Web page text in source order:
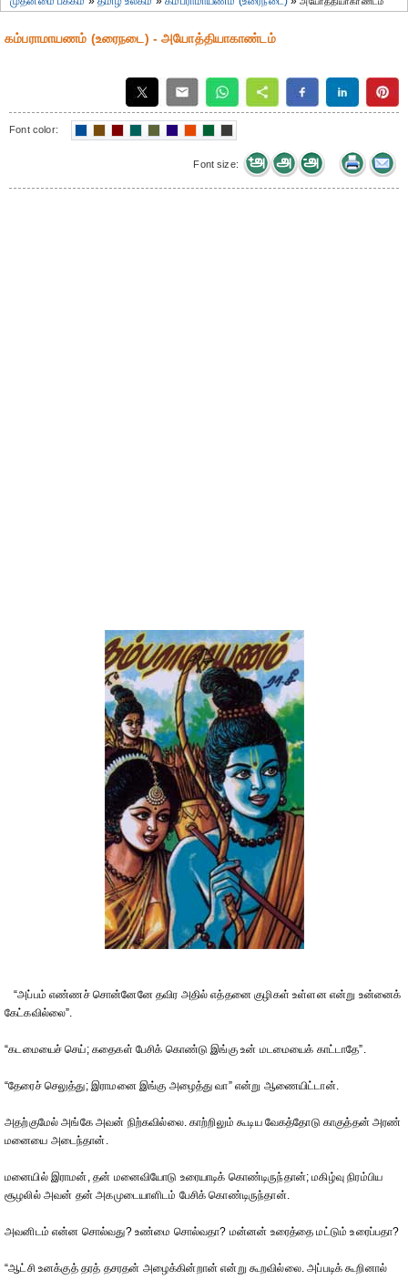
கம்பராமாயணம் (உரைநடை) - அயோத்தியாகாண்டம்
Font color:
Font size:
“அப்பம் எண்ணச் சொன்னேனே தவிர அதில் எத்தனை குழிகள் உள்ளன என்று உன்னைக்
கேட்கவில்லை”.
“கடமையைச் செய்; கதைகள் பேசிக் கொண்டு இங்கு உன் மடமையைக் காட்டாதே”.
“தேரைச் செலுத்து; இராமனை இங்கு அழைத்து வா” என்று ஆணையிட்டான்.
அதற்குமேல் அங்கே அவன் நிற்கவில்லை. காற்றிலும் கூடிய வேகத்தோடு காகுத்தன் அரண்
மனையை அடைந்தான்.
மனையில் இராமன், தன் மனைவியோடு உரையாடிக் கொண்டிருந்தான்; மகிழ்வு நிரம்பிய
சூழலில் அவன் தன் அகமுடையாளிடம் பேசிக் கொண்டிருந்தான்.
அவனிடம் என்ன சொல்வது? உண்மை சொல்வதா? மன்னன் உரைத்தை மட்டும் உரைப்பதா?
“ஆட்சி உனக்குத் தரத் தசரதன் அழைக்கின்றான் என்று கூறவில்லை. அப்படிக் கூறினால்